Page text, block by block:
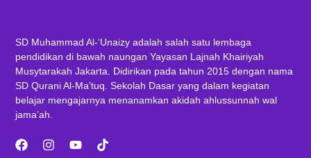
SD Muhammad Al-‘Unaizy adalah salah satu lembaga
pendidikan di bawah naungan Yayasan Lajnah Khairiyah
Musytarakah Jakarta. Didirikan pada tahun 2015 dengan nama
SD Qurani Al-Ma’tuq. Sekolah Dasar yang dalam kegiatan
belajar mengajarnya menanamkan akidah ahlussunnah wal
jama’ah.
F I Y T